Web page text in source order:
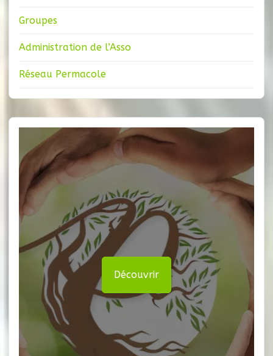
Groupes
Administration de l’Asso
Réseau Permacole
Découvrir